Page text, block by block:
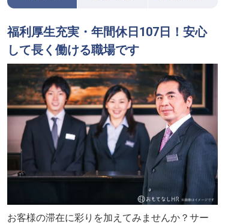
福利厚生充実・年間休日107日！安心
して長く働ける職場です
お客様の滞在に彩りを加えてみませんか？サー